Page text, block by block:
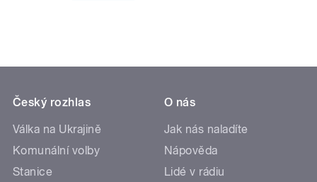
Český rozhlas
Válka na Ukrajině
Komunální volby
Stanice
O nás
Jak nás naladíte
Nápověda
Lidé v rádiu